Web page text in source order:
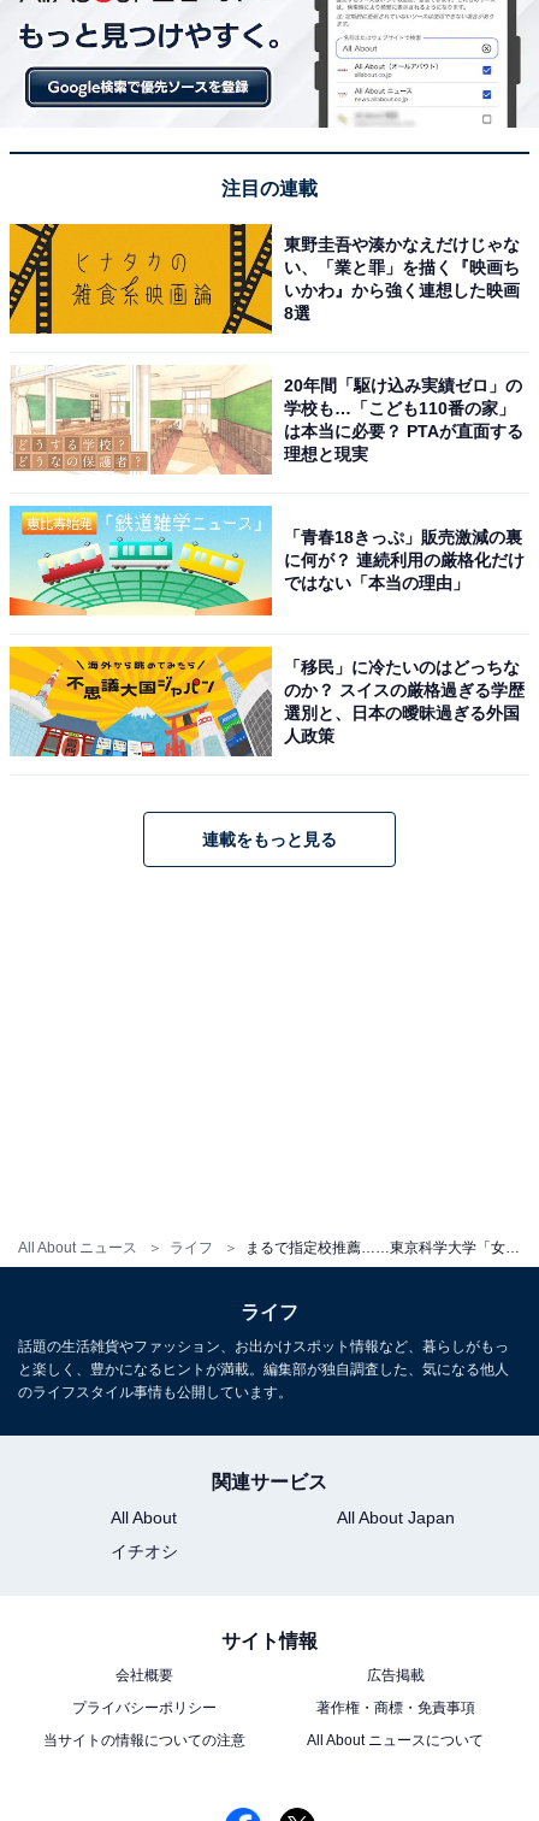
All About ニュース ライフ まるで指定校推薦……東京科学大学「女子枠」の不公平感をデータで検証【女子間の格差も】
注目の連載
東野圭吾や湊かなえだけじゃな
い、「業と罪」を描く『映画ち
いかわ』から強く連想した映画
8選
20年間「駆け込み実績ゼロ」の
学校も…「こども110番の家」
は本当に必要？ PTAが直面する
理想と現実
「青春18きっぷ」販売激減の裏
に何が？ 連続利用の厳格化だけ
ではない「本当の理由」
「移民」に冷たいのはどっちな
のか？ スイスの厳格過ぎる学歴
選別と、日本の曖昧過ぎる外国
人政策
連載をもっと見る
ライフ
話題の生活雑貨やファッション、お出かけスポット情報など、暮らしがもっ
と楽しく、豊かになるヒントが満載。編集部が独自調査した、気になる他人
のライフスタイル事情も公開しています。
関連サービス
All About
All About Japan
イチオシ
サイト情報
会社概要
広告掲載
プライバシーポリシー
著作権・商標・免責事項
当サイトの情報についての注意
All About ニュースについて